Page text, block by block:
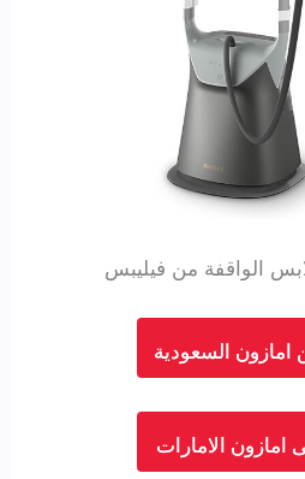
الواقفة من فيليبس
امازون السعودية
امازون الامارات